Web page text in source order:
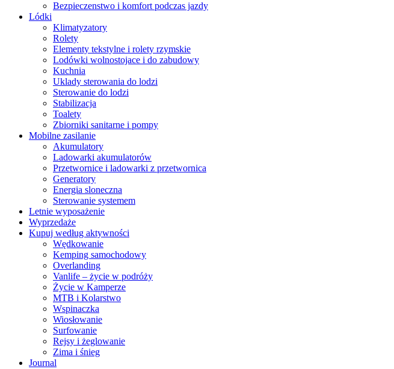
Bezpieczenstwo i komfort podczas jazdy
Lódki
Klimatyzatory
Rolety
Elementy tekstylne i rolety rzymskie
Lodówki wolnostojace i do zabudowy
Kuchnia
Uklady sterowania do lodzi
Sterowanie do lodzi
Stabilizacja
Toalety
Zbiorniki sanitarne i pompy
Mobilne zasilanie
Akumulatory
Ladowarki akumulatorów
Przetwornice i ladowarki z przetwornica
Generatory
Energia sloneczna
Sterowanie systemem
Letnie wyposażenie
Wyprzedaże
Kupuj według aktywności
Wędkowanie
Kemping samochodowy
Overlanding
Vanlife – życie w podróży
Życie w Kamperze
MTB i Kolarstwo
Wspinaczka
Wiosłowanie
Surfowanie
Rejsy i żeglowanie
Zima i śnieg
Journal